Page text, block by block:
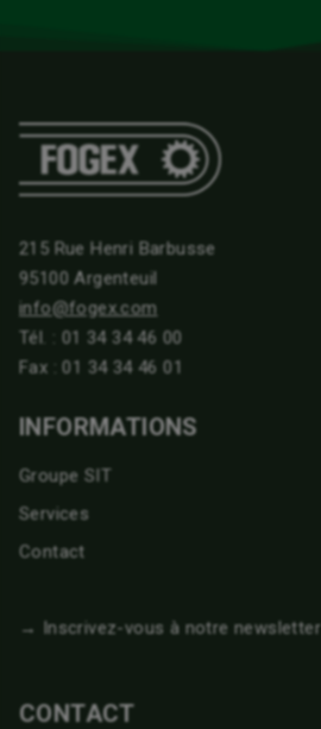
215 Rue Henri Barbusse
95100 Argenteuil
info@fogex.com
Tél. : 01 34 34 46 00
Fax : 01 34 34 46 01
INFORMATIONS
Groupe SIT
Services
Contact
→ Inscrivez-vous à notre newsletter
CONTACT